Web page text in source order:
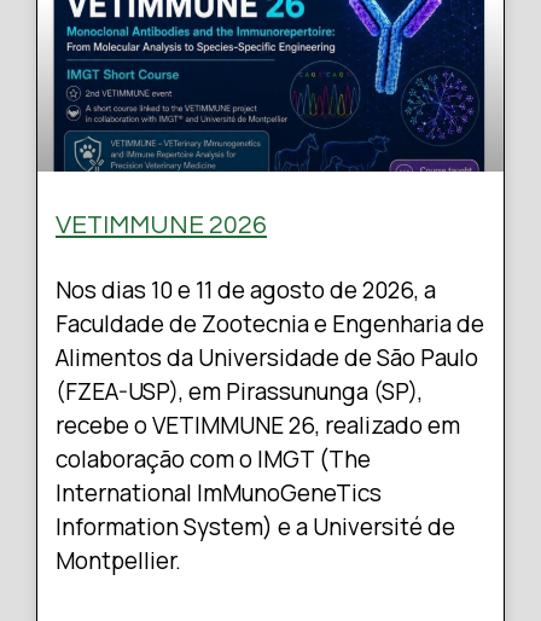
VETIMMUNE 2026
Nos dias 10 e 11 de agosto de 2026, a
Faculdade de Zootecnia e Engenharia de
Alimentos da Universidade de São Paulo
(FZEA-USP), em Pirassununga (SP),
recebe o VETIMMUNE 26, realizado em
colaboração com o IMGT (The
International ImMunoGeneTics
Information System) e a Université de
Montpellier.